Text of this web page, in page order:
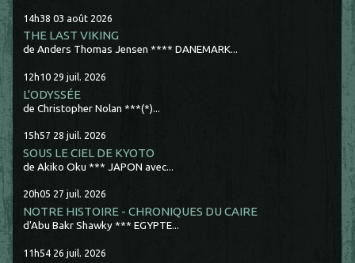
14h38 03 août 2026
THE LAST VIKING
de Anders Thomas Jensen **** DANEMARK...
12h10 29 juil. 2026
L'ODYSSÉE
de Christopher Nolan ***(*)...
15h57 28 juil. 2026
SOUS LE CIEL DE KYOTO
de Akiko Oku *** JAPON avec...
20h05 27 juil. 2026
NOTRE HISTOIRE - CHRONIQUES DU CAIRE
d'Abu Bakr Shawky *** EGYPTE...
11h54 26 juil. 2026